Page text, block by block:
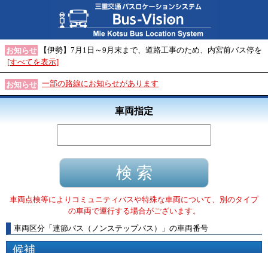
お知らせ
【伊勢】7月1日～9月末まで、道路工事のため、内宮前バス停を
[すべてを表示]
お知らせ 一部の路線にお知らせがあります
車両指定
車両点検等によりコミュニティバスや特殊な車両について、別のタイプ
の車両で運行する場合がございます。
車両区分 「 連節バス（ノンステップバス） 」 の車両番号
候補